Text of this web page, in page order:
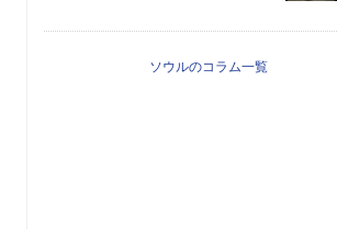
ソウルのコラム一覧